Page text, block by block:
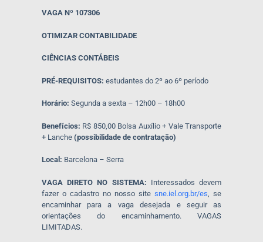
VAGA Nº 107306
OTIMIZAR CONTABILIDADE
CIÊNCIAS CONTÁBEIS
PRÉ-REQUISITOS: estudantes do 2º ao 6º período
Horário: Segunda a sexta – 12h00 – 18h00
Benefícios: R$ 850,00 Bolsa Auxílio + Vale Transporte
+ Lanche (possibilidade de contratação)
Local: Barcelona – Serra
VAGA DIRETO NO SISTEMA: Interessados devem
fazer o cadastro no nosso sitesne.iel.org.br/es , se
encaminhar para a vaga desejada e seguir as
orientações do encaminhamento. VAGAS
LIMITADAS.